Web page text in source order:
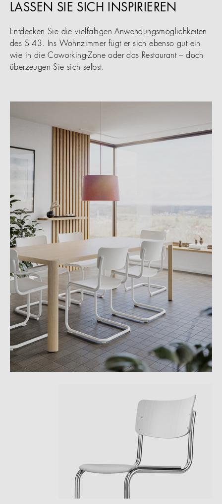
LASSEN SIE SICH INSPIRIEREN
Entdecken Sie die vielfältigen Anwendungsmöglichkeiten
des S 43. Ins Wohnzimmer fügt er sich ebenso gut ein
wie in die Coworking-Zone oder das Restaurant – doch
überzeugen Sie sich selbst.